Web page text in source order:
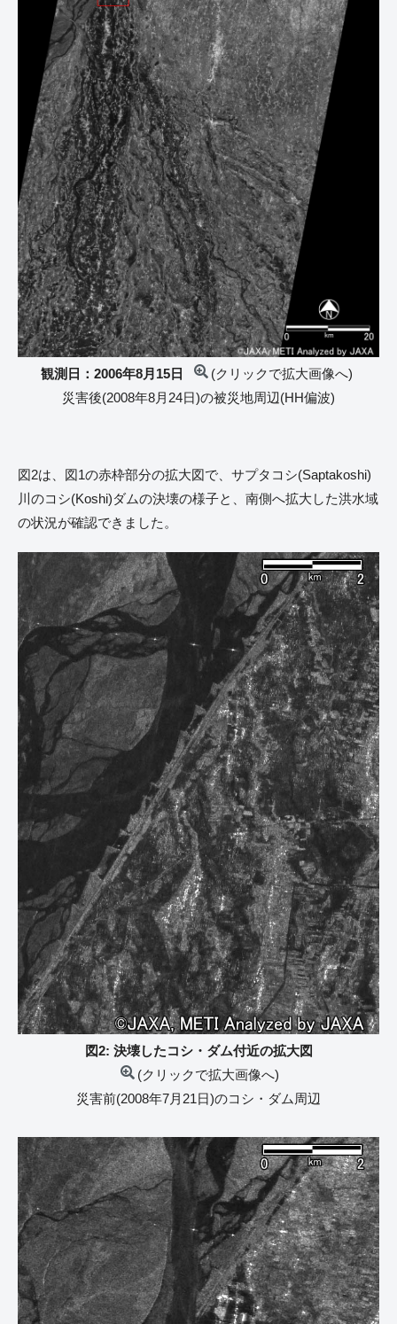
観測日：2006年8月15日
(クリックで拡大画像へ)
災害後(2008年8月24日)の被災地周辺(HH偏波)
図2は、図1の赤枠部分の拡大図で、サプタコシ(Saptakoshi)
川のコシ(Koshi)ダムの決壊の様子と、南側へ拡大した洪水域
の状況が確認できました。
図2: 決壊したコシ・ダム付近の拡大図
(クリックで拡大画像へ)
災害前(2008年7月21日)のコシ・ダム周辺